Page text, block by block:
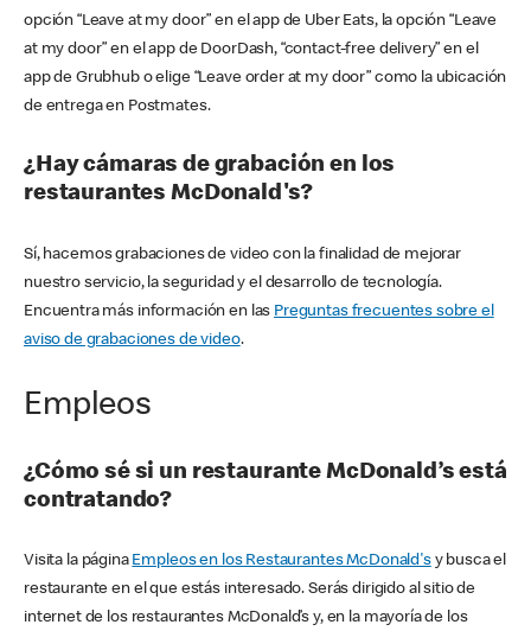
opción “Leave at my door” en el app de Uber Eats, la opción “Leave
at my door” en el app de DoorDash, “contact-free delivery” en el
app de Grubhub o elige “Leave order at my door” como la ubicación
de entrega en Postmates.
¿Hay cámaras de grabación en los
restaurantes McDonald's?
Sí, hacemos grabaciones de video con la finalidad de mejorar
nuestro servicio, la seguridad y el desarrollo de tecnología.
Encuentra más información en las Preguntas frecuentes sobre el
aviso de grabaciones de video.
Empleos
¿Cómo sé si un restaurante McDonald’s está
contratando?
Visita la página Empleos en los Restaurantes McDonald'sy busca el
restaurante en el que estás interesado. Serás dirigido al sitio de
internet de los restaurantes McDonald’s y, en la mayoría de los